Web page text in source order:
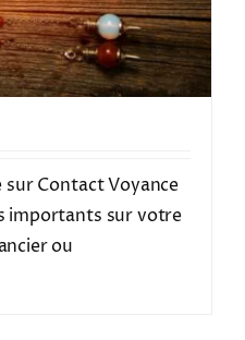
Contact Voyance
importants sur votre
ou